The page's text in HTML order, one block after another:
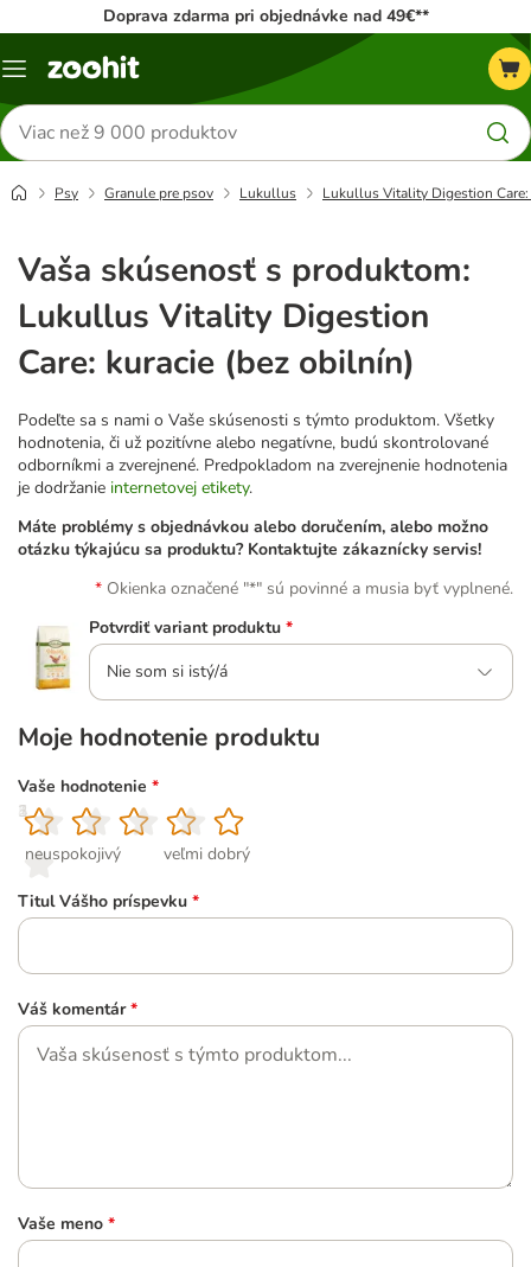
Doprava zdarma pri objednávke nad 49€**
Kategórie
Hľadať
produkty
Psy Granule pre psov Lukullus Lukullus Vitality Digestion
Vaša skúsenosť s produktom:
Lukullus Vitality Digestion
Care: kuracie (bez obilnín)
Podeľte sa s nami o Vaše skúsenosti s týmto produktom. Všetky
hodnotenia, či už pozitívne alebo negatívne, budú skontrolované
odborníkmi a zverejnené. Predpokladom na zverejnenie hodnotenia
je dodržanie internetovej etikety.
Máte problémy s objednávkou alebo doručením, alebo možno
otázku týkajúcu sa produktu? Kontaktujte zákaznícky servis!
Okienka označené "*" sú povinné a musia byť vyplnené.
Potvrdiť variant produktu *
Nie som si istý/á
Moje hodnotenie produktu
Vaše hodnotenie *
1
neuspokojivý
2
3
4
5
veľmi dobrý
Titul Vášho príspevku *
Váš komentár *
Vaše meno *